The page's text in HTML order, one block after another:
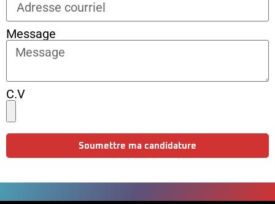
Message
C.V
Soumettre ma candidature